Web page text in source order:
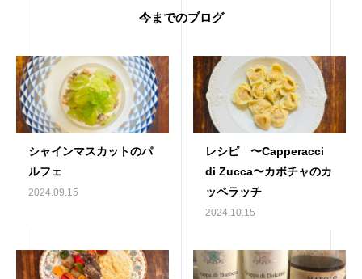
今までのブログ
シャインマスカットのパ
ルフェ
2024.09.15
レシピ 〜Capperacci
di Zucca〜カボチャのカ
ッペラッチ
2024.10.15